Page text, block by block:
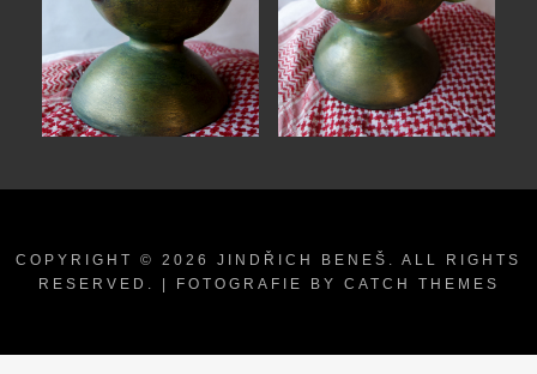
COPYRIGHT © 2026 JINDŘICH BENEŠ . ALL RIGHTS
RESERVED. | FOTOGRAFIE BY CATCH THEMES